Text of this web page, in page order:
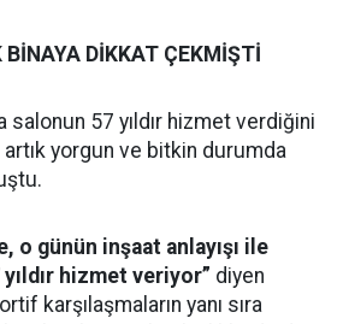
BİNAYA DİKKAT ÇEKMİŞTİ
salonun 57 yıldır hizmet verdiğini
artık yorgun ve bitkin durumda
o günün inşaat anlayışı ile
hizmet veriyor” diyen
karşılaşmaların yanı sıra